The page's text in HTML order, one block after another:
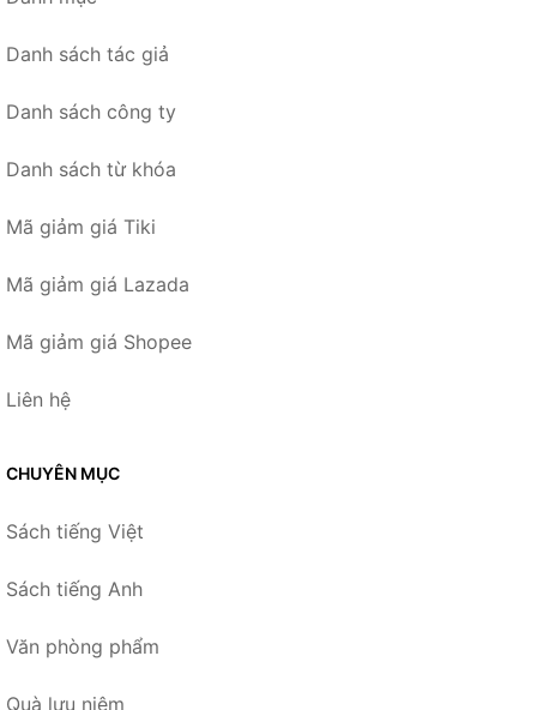
Danh sách tác giả
Danh sách công ty
Danh sách từ khóa
Mã giảm giá Tiki
Mã giảm giá Lazada
Mã giảm giá Shopee
Liên hệ
CHUYÊN MỤC
Sách tiếng Việt
Sách tiếng Anh
Văn phòng phẩm
Quà lưu niệm